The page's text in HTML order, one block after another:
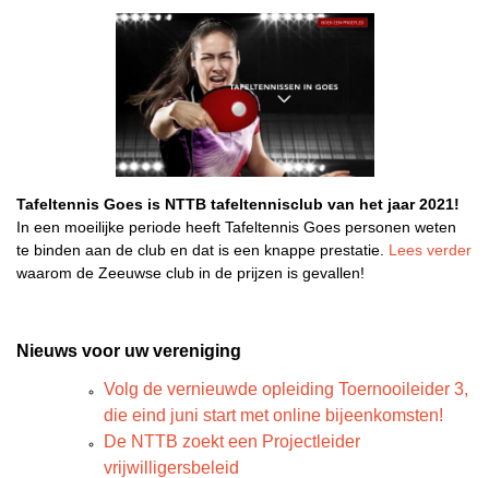
Tafeltennis Goes is NTTB tafeltennisclub van het jaar 2021!
In een moeilijke periode heeft Tafeltennis Goes personen weten
te binden aan de club en dat is een knappe prestatie. Lees verder
waarom de Zeeuwse club in de prijzen is gevallen!
Nieuws voor uw vereniging
Volg de vernieuwde opleiding Toernooileider 3,
die eind juni start met online bijeenkomsten!
De NTTB zoekt een Projectleider
vrijwilligersbeleid